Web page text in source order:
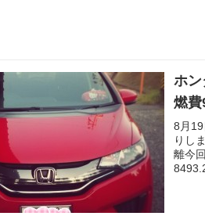
ホ
燃
8月
りし
離今